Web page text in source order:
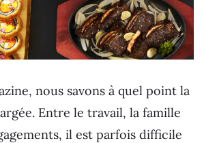
nous savons à quel point la
Entre le travail, la famille
il est parfois difficile